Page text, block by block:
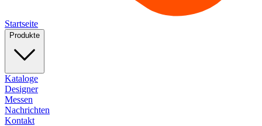
Startseite
Produkte
Kataloge
Designer
Messen
Nachrichten
Kontakt